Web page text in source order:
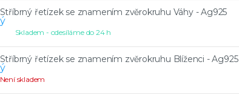
Stříbrný řetízek se znamením zvěrokruhu Váhy - Ag925
Skladem - odesíláme do 24 h
Stříbrný řetízek se znamením zvěrokruhu Blíženci - Ag925
Není skladem